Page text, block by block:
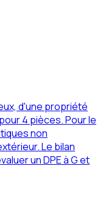
d'une propriété
4 pièces. Pour le
non
Le bilan
un DPE à G et